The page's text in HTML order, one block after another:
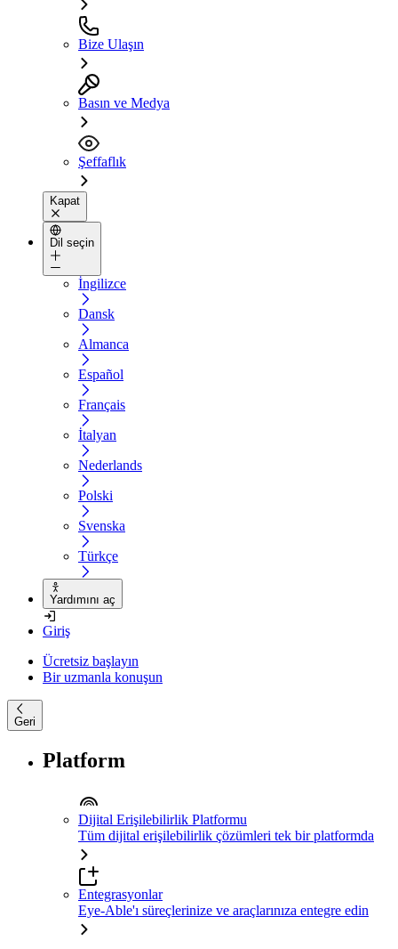
Bize Ulaşın
Basın ve Medya
Şeffaflık
Kapat
Dil seçin
İngilizce
Dansk
Almanca
Español
Français
İtalyan
Nederlands
Polski
Svenska
Türkçe
Yardımını aç
Giriş
Ücretsiz başlayın
Bir uzmanla konuşun
Geri
Platform
Dijital Erişilebilirlik Platformu
Tüm dijital erişilebilirlik çözümleri tek bir platformda
Entegrasyonlar
Eye-Able'ı süreçlerinize ve araçlarınıza entegre edin